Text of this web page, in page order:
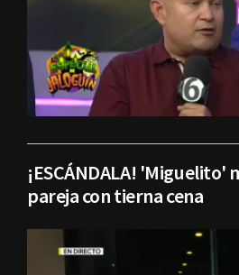
¡ESCÁNDALA! 'Miguelito'
pareja con tierna cena